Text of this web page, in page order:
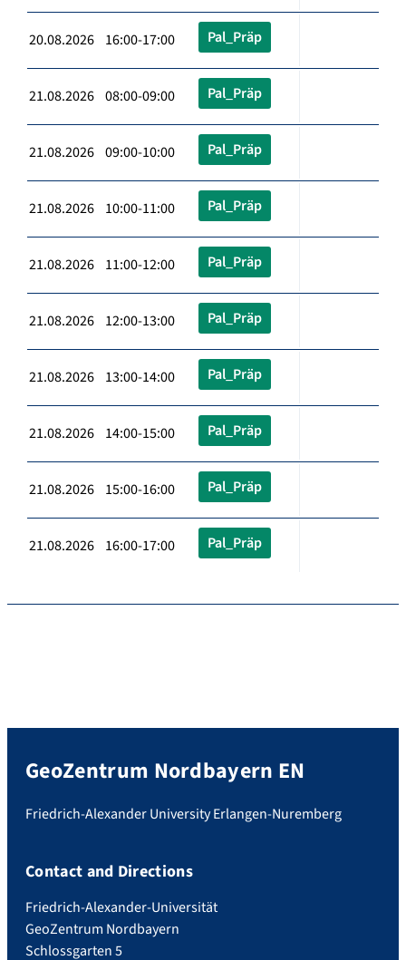
20.08.2026 16:00-17:00 Pal_Präp
21.08.2026 08:00-09:00 Pal_Präp
21.08.2026 09:00-10:00 Pal_Präp
21.08.2026 10:00-11:00 Pal_Präp
21.08.2026 11:00-12:00 Pal_Präp
21.08.2026 12:00-13:00 Pal_Präp
21.08.2026 13:00-14:00 Pal_Präp
21.08.2026 14:00-15:00 Pal_Präp
21.08.2026 15:00-16:00 Pal_Präp
21.08.2026 16:00-17:00 Pal_Präp
GeoZentrum Nordbayern EN
Friedrich-Alexander University Erlangen-Nuremberg
Contact and Directions
Friedrich-Alexander-Universität
GeoZentrum Nordbayern
Schlossgarten 5